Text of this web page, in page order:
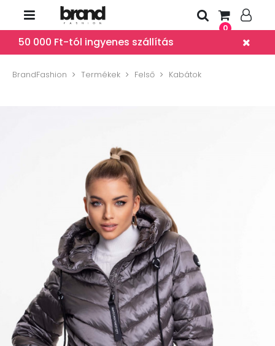
0
50 000 Ft-tól ingyenes szállítás
BrandFashion Termékek Felső Kabátok